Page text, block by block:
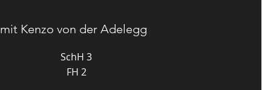
mit Kenzo von der Adelegg
SchH 3
FH 2